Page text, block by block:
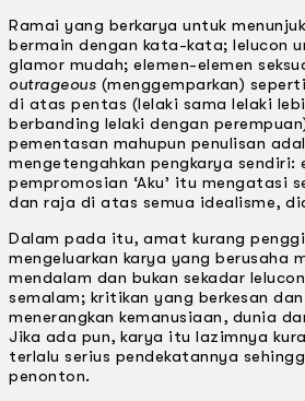
Ramai yang berkarya untuk
bermain dengan kata-kata; lelucon
glamor mudah; elemen-elemen
outrageous (menggemparkan)
di atas pentas (lelaki sama lelaki
berbanding lelaki dengan
pementasan mahupun penulisan
mengetengahkan pengkarya
pempromosian ‘Aku’ itu mengatasi
dan raja di atas semua idealisme,
Dalam pada itu, amat kurang
mengeluarkan karya yang berusaha
mendalam dan bukan sekadar
semalam; kritikan yang berkesan
menerangkan kemanusiaan, dunia
Jika ada pun, karya itu lazimnya
terlalu serius pendekatannya
penonton.